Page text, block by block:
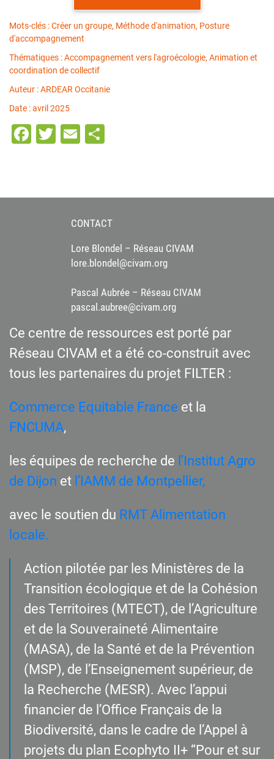
Mots-clés : Créer un groupe, Méthode d'animation, Posture
d'accompagnement
Thématiques : Accompagnement vers l'agroécologie, Animation et
coordination de collectif
Auteur : ARDEAR Occitanie
Date : avril 2025
FacebookTwitterEmail
CONTACT
Lore Blondel – Réseau CIVAM
lore.blondel@civam.org
Pascal Aubrée – Réseau CIVAM
pascal.aubree@civam.org
Ce centre de ressources est porté par
Réseau CIVAM et a été co-construit avec
tous les partenaires du projet FILTER :
Commerce Equitable France et la
FNCUMA,
les équipes de recherche de l’Institut Agro
de Dijon et l’IAMM de Montpellier,
avec le soutien du RMT Alimentation
locale.
Action pilotée par les Ministères de la
Transition écologique et de la Cohésion
des Territoires (MTECT), de l’Agriculture
et de la Souveraineté Alimentaire
(MASA), de la Santé et de la Prévention
(MSP), de l’Enseignement supérieur, de
la Recherche (MESR). Avec l’appui
financier de l’Office Français de la
Biodiversité, dans le cadre de l’Appel à
projets du plan Ecophyto II+ “Pour et sur